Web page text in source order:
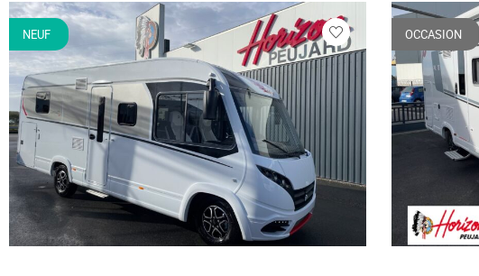
NEUF
Veuillez
vous
connecter
OCCASION